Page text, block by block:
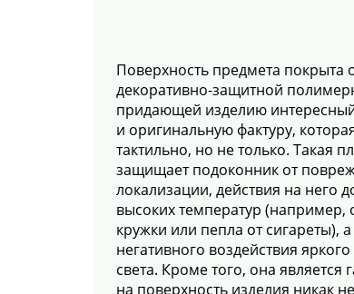
Поверхность предмета покрыта
декоративно-защитной
придающей изделию
и оригинальную фактуру,
тактильно, но не только. Такая
защищает подоконник от
локализации, действия на него
высоких температур (например,
кружки или пепла от сигареты),
негативного воздействия
света. Кроме того, она является
на поверхность изделия никак